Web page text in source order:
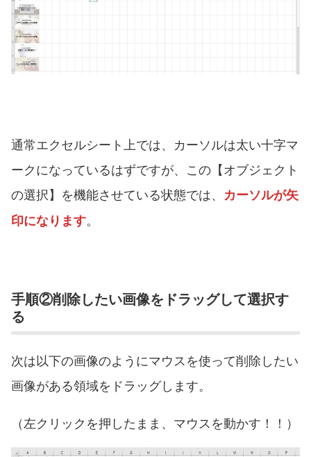
通常エクセルシート上では、カーソルは太い十字マ
ークになっているはずですが、この【オブジェクト
の選択】を機能させている状態では、 カーソルが矢
印になります。
手順②削除したい画像をドラッグして選択す
る
次は以下の画像のようにマウスを使って削除したい
画像がある領域をドラッグします。
（左クリックを押したまま、マウスを動かす！！）